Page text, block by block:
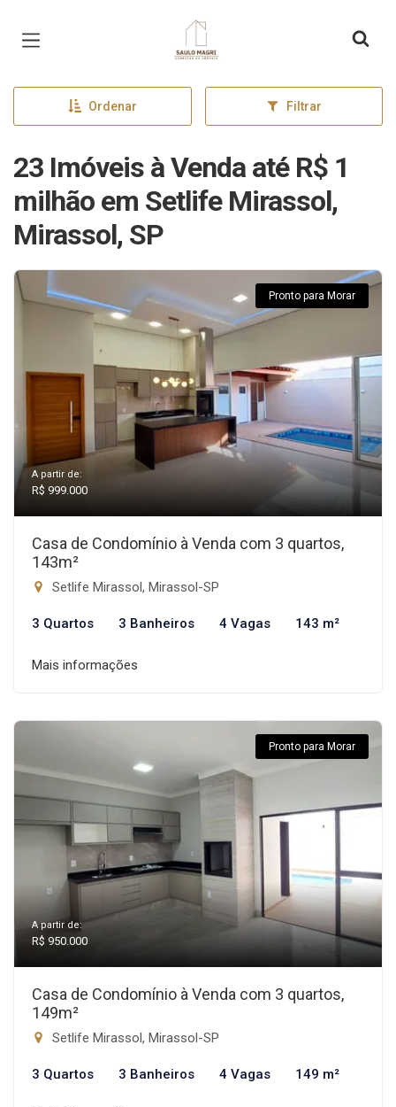
Página inicial
Ordenar Filtrar
23 Imóveis à Venda até R$ 1
milhão em Setlife Mirassol,
Mirassol, SP
Pronto para Morar
A partir de:
R$ 999.000
Casa de Condomínio à Venda com 3 quartos,
143m²
Setlife Mirassol, Mirassol-SP
3 Quartos 3 Banheiros 4 Vagas 143 m²
Mais informações
Pronto para Morar
A partir de:
R$ 950.000
Casa de Condomínio à Venda com 3 quartos,
149m²
Setlife Mirassol, Mirassol-SP
3 Quartos 3 Banheiros 4 Vagas 149 m²